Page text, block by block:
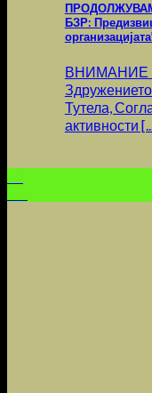
БЗР:
ВНИМАНИЕ
Тутела,
активности